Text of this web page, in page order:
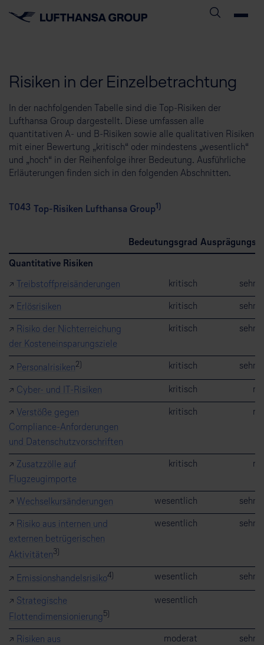
Risiken in der Einzelbetrachtung
In der nachfolgenden Tabelle sind die Top-Risiken der
Lufthansa Group dargestellt. Diese umfassen alle
quantitativen A- und B-Risiken sowie alle qualitativen Risiken
mit einer Bewertung „kritisch“ oder mindestens „wesentlich“
und „hoch“ in der Reihenfolge ihrer Bedeutung. Ausführliche
Erläuterungen finden sich in den folgenden Abschnitten.
T043 Top-Risiken Lufthansa Group1)
Bedeutungsgrad
Quantitative Risiken
↗ Treibstoffpreisänderungen kritisch sehr
↗ Erlösrisiken kritisch sehr
↗ Risiko der Nichterreichung
der Kosteneinsparungsziele
kritisch sehr
↗ Personalrisiken2) kritisch sehr
↗ Cyber- und IT-Risiken kritisch
↗ Verstöße gegen
Compliance-Anforderungen
und Datenschutzvorschriften
kritisch
↗ Zusatzzölle auf
Flugzeugimporte
kritisch
↗ Wechselkursänderungen wesentlich sehr
↗ Risiko aus internen und
externen betrügerischen
Aktivitäten3)
wesentlich sehr
↗ Emissionshandelsrisiko4) wesentlich sehr
↗ Strategische
Flottendimensionierung5)
wesentlich
↗ Risiken aus
moderat sehr